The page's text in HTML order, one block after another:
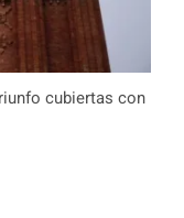
cubiertas con